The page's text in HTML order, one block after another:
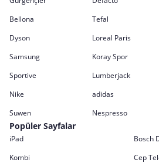
Bellona
Tefal
Dyson
Loreal Paris
Samsung
Koray Spor
Sportive
Lumberjack
Nike
adidas
Suwen
Nespresso
Popüler Sayfalar
iPad
Bosch
Kombi
Cep